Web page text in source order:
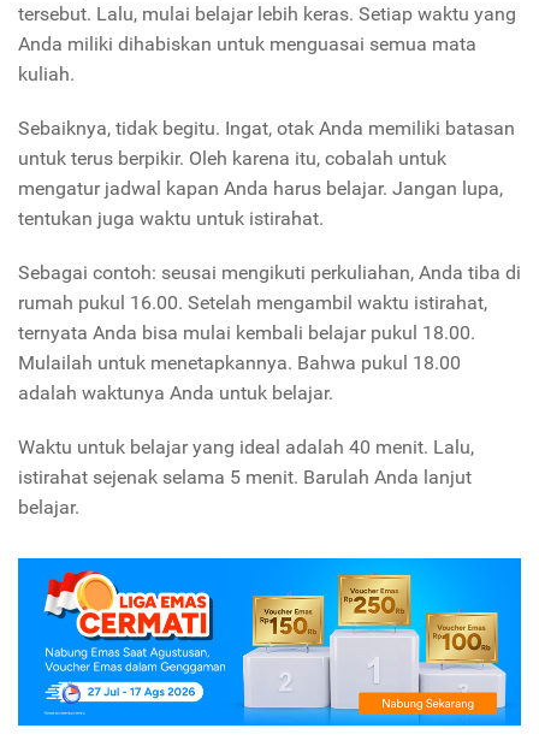
tersebut. Lalu, mulai belajar lebih keras. Setiap waktu yang
Anda miliki dihabiskan untuk menguasai semua mata
kuliah.
Sebaiknya, tidak begitu. Ingat, otak Anda memiliki batasan
untuk terus berpikir. Oleh karena itu, cobalah untuk
mengatur jadwal kapan Anda harus belajar. Jangan lupa,
tentukan juga waktu untuk istirahat.
Sebagai contoh: seusai mengikuti perkuliahan, Anda tiba di
rumah pukul 16.00. Setelah mengambil waktu istirahat,
ternyata Anda bisa mulai kembali belajar pukul 18.00.
Mulailah untuk menetapkannya. Bahwa pukul 18.00
adalah waktunya Anda untuk belajar.
Waktu untuk belajar yang ideal adalah 40 menit. Lalu,
istirahat sejenak selama 5 menit. Barulah Anda lanjut
belajar.